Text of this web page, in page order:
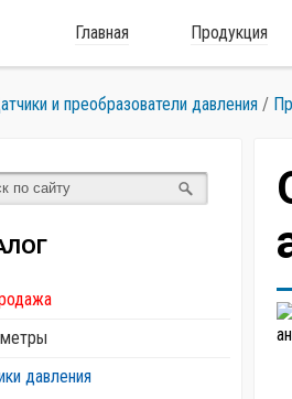
Главная Продукция
и преобразователи давления /
давления